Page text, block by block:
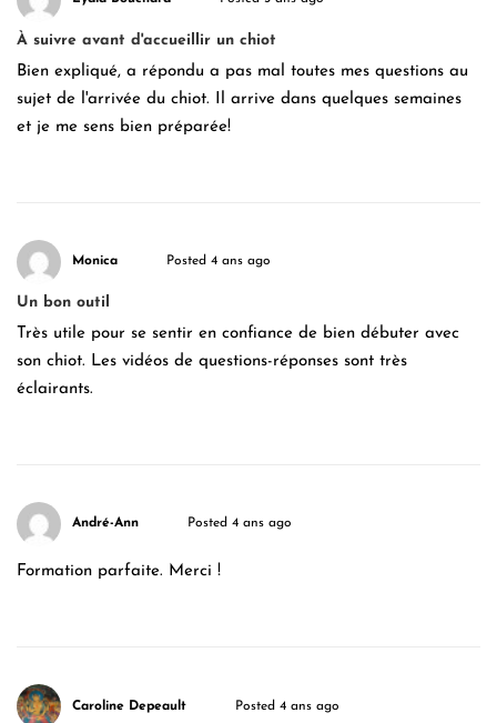
À suivre avant d'accueillir un chiot
Bien expliqué, a répondu a pas mal toutes mes questions au
sujet de l'arrivée du chiot. Il arrive dans quelques semaines
et je me sens bien préparée!
Monica Posted 4 ans ago
Un bon outil
Très utile pour se sentir en confiance de bien débuter avec
son chiot. Les vidéos de questions-réponses sont très
éclairants.
André-Ann Posted 4 ans ago
Formation parfaite. Merci !
Caroline Depeault Posted 4 ans ago